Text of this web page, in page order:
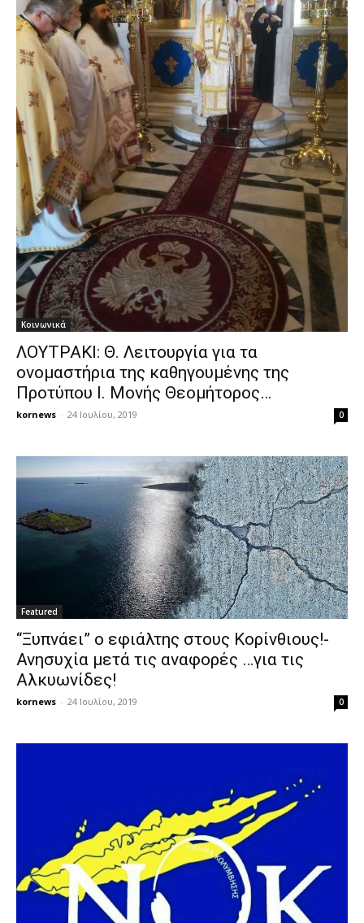
Κοινωνικά
ΛΟΥΤΡΑΚΙ: Θ. Λειτουργία για τα
ονομαστήρια της καθηγουμένης της
Προτύπου Ι. Μονής Θεομήτορος…
kornews - 24 Ιουλίου, 2019 0
Featured
“Ξυπνάει” ο εφιάλτης στους Κορίνθιους!-
Ανησυχία μετά τις αναφορές …για τις
Αλκυωνίδες!
kornews - 24 Ιουλίου, 2019 0